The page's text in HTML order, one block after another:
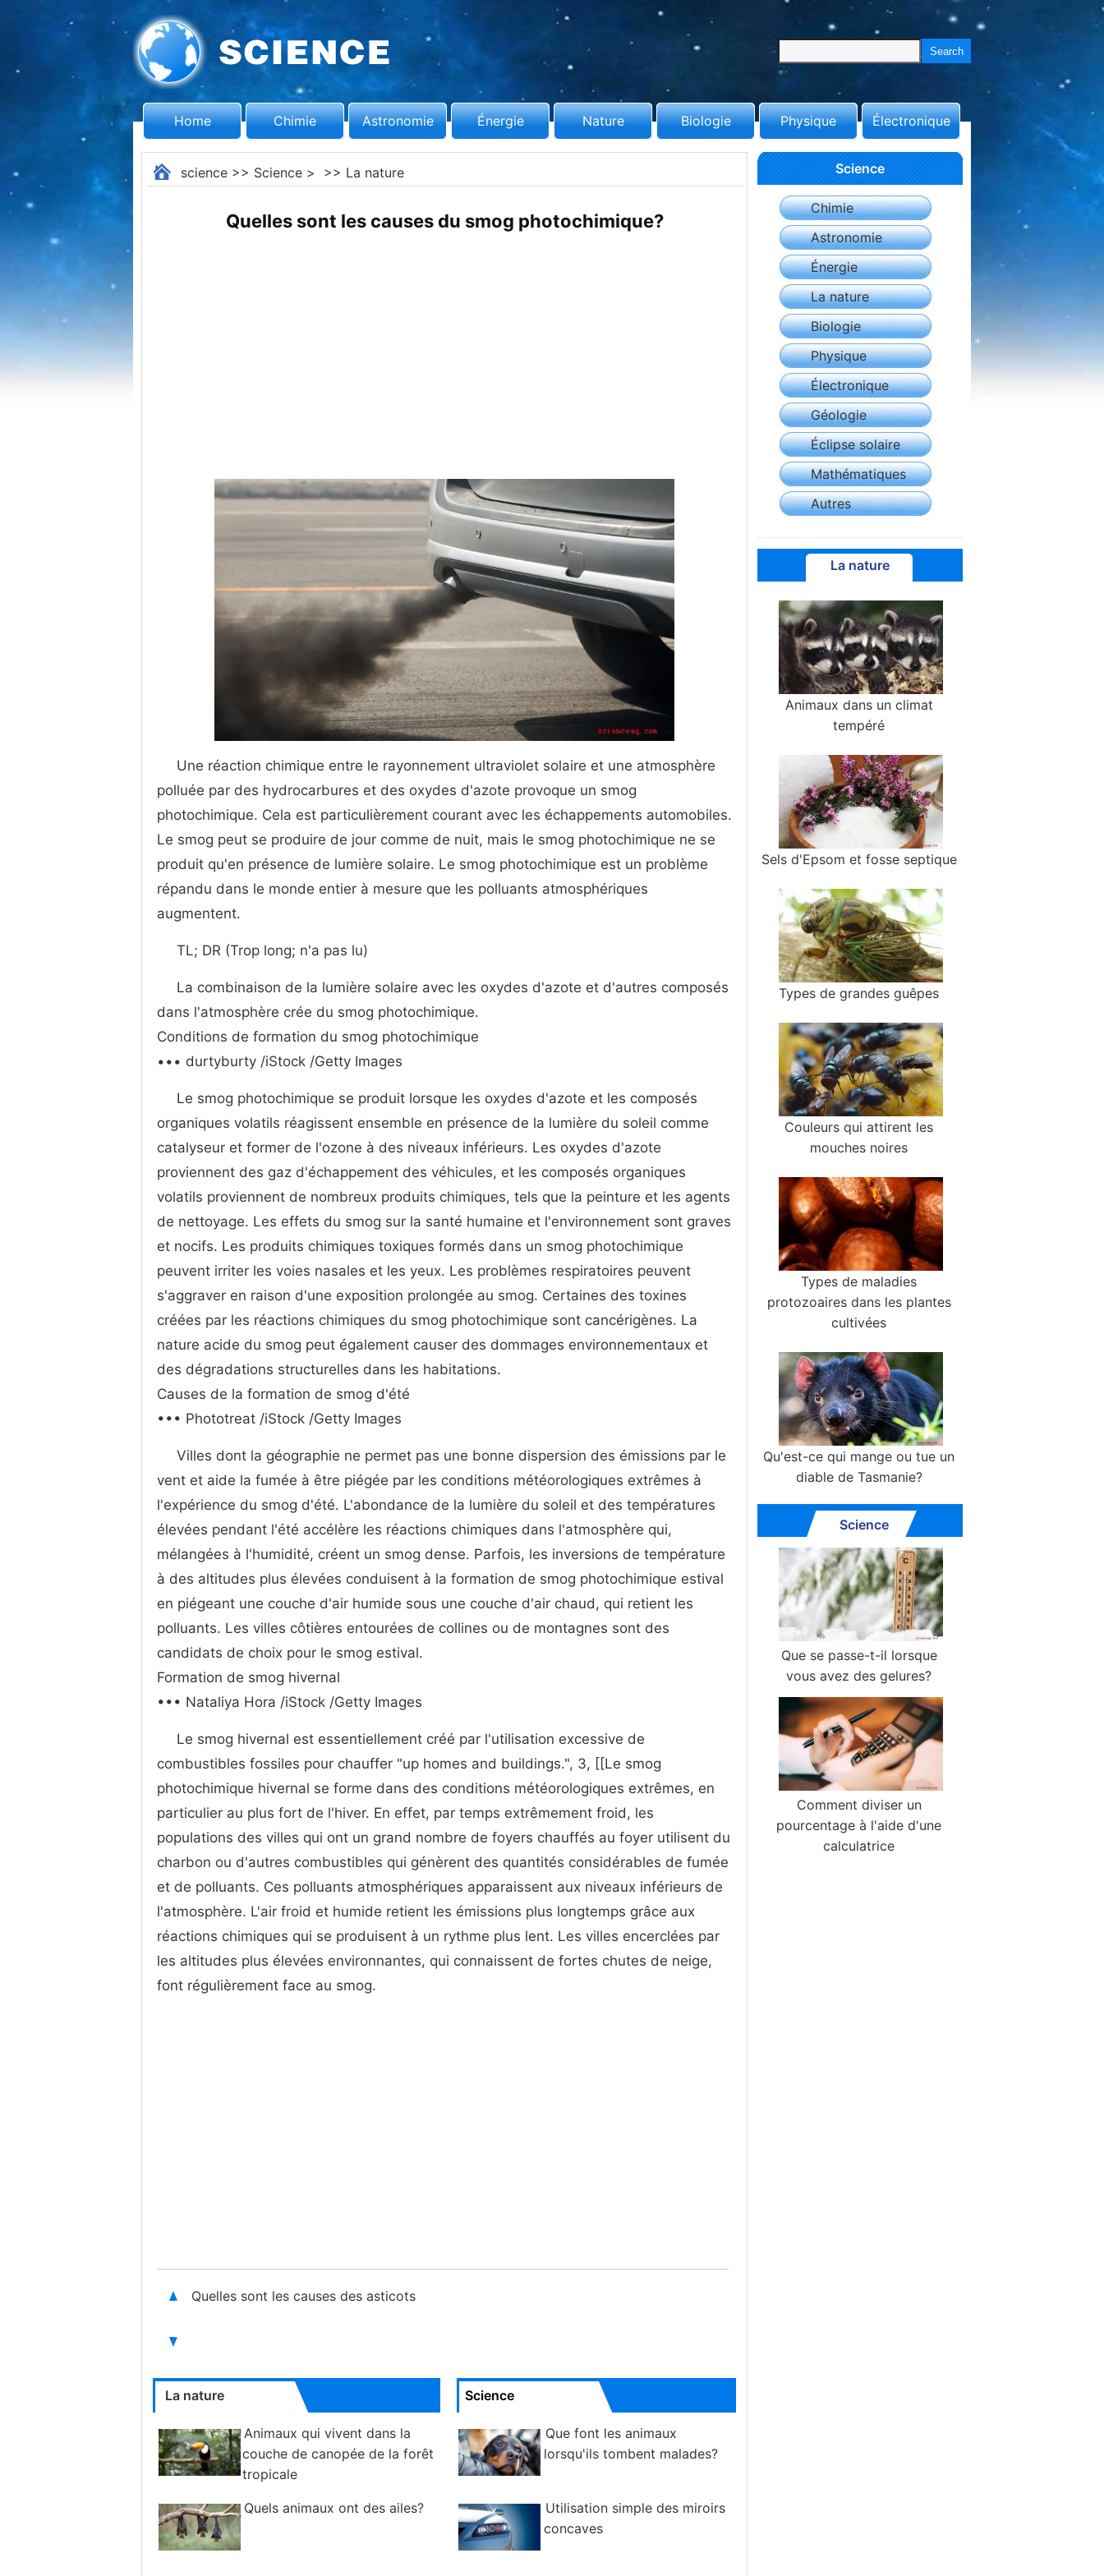
Home Chimie Astronomie Énergie Nature Biologie Physique Électronique
science>> Science> >> La nature
Quelles sont les causes du smog photochimique?
Une réaction chimique entre le rayonnement ultraviolet solaire et une atmosphère
polluée par des hydrocarbures et des oxydes d'azote provoque un smog
photochimique. Cela est particulièrement courant avec les échappements automobiles.
Le smog peut se produire de jour comme de nuit, mais le smog photochimique ne se
produit qu'en présence de lumière solaire. Le smog photochimique est un problème
répandu dans le monde entier à mesure que les polluants atmosphériques
augmentent.
TL; DR (Trop long; n'a pas lu)
La combinaison de la lumière solaire avec les oxydes d'azote et d'autres composés
dans l'atmosphère crée du smog photochimique.
Conditions de formation du smog photochimique
••• durtyburty /iStock /Getty Images
Le smog photochimique se produit lorsque les oxydes d'azote et les composés
organiques volatils réagissent ensemble en présence de la lumière du soleil comme
catalyseur et former de l'ozone à des niveaux inférieurs. Les oxydes d'azote
proviennent des gaz d'échappement des véhicules, et les composés organiques
volatils proviennent de nombreux produits chimiques, tels que la peinture et les agents
de nettoyage. Les effets du smog sur la santé humaine et l'environnement sont graves
et nocifs. Les produits chimiques toxiques formés dans un smog photochimique
peuvent irriter les voies nasales et les yeux. Les problèmes respiratoires peuvent
s'aggraver en raison d'une exposition prolongée au smog. Certaines des toxines
créées par les réactions chimiques du smog photochimique sont cancérigènes. La
nature acide du smog peut également causer des dommages environnementaux et
des dégradations structurelles dans les habitations.
Causes de la formation de smog d'été
••• Phototreat /iStock /Getty Images
Villes dont la géographie ne permet pas une bonne dispersion des émissions par le
vent et aide la fumée à être piégée par les conditions météorologiques extrêmes à
l'expérience du smog d'été. L'abondance de la lumière du soleil et des températures
élevées pendant l'été accélère les réactions chimiques dans l'atmosphère qui,
mélangées à l'humidité, créent un smog dense. Parfois, les inversions de température
à des altitudes plus élevées conduisent à la formation de smog photochimique estival
en piégeant une couche d'air humide sous une couche d'air chaud, qui retient les
polluants. Les villes côtières entourées de collines ou de montagnes sont des
candidats de choix pour le smog estival.
Formation de smog hivernal
••• Nataliya Hora /iStock /Getty Images
Le smog hivernal est essentiellement créé par l'utilisation excessive de
combustibles fossiles pour chauffer "up homes and buildings.", 3, [[Le smog
photochimique hivernal se forme dans des conditions météorologiques extrêmes, en
particulier au plus fort de l'hiver. En effet, par temps extrêmement froid, les
populations des villes qui ont un grand nombre de foyers chauffés au foyer utilisent du
charbon ou d'autres combustibles qui génèrent des quantités considérables de fumée
et de polluants. Ces polluants atmosphériques apparaissent aux niveaux inférieurs de
l'atmosphère. L'air froid et humide retient les émissions plus longtemps grâce aux
réactions chimiques qui se produisent à un rythme plus lent. Les villes encerclées par
les altitudes plus élevées environnantes, qui connaissent de fortes chutes de neige,
font régulièrement face au smog.
Quelles sont les causes des asticots
La nature
Animaux qui vivent dans la
couche de canopée de la forêt
tropicale
Quels animaux ont des ailes?
Science
Que font les animaux
lorsqu'ils tombent malades?
Utilisation simple des miroirs
concaves
Science
Chimie
Astronomie
Énergie
La nature
Biologie
Physique
Électronique
Géologie
Éclipse solaire
Mathématiques
Autres
La nature
Animaux dans un climat
tempéré
Sels d'Epsom et fosse septique
Types de grandes guêpes
Couleurs qui attirent les
mouches noires
Types de maladies
protozoaires dans les plantes
cultivées
Qu'est-ce qui mange ou tue un
diable de Tasmanie?
Science
Que se passe-t-il lorsque
vous avez des gelures?
Comment diviser un
pourcentage à l'aide d'une
calculatrice